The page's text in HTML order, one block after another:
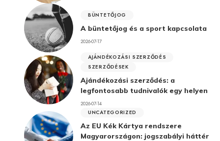
BÜNTETŐJOG
A büntetőjog és a sport kapcsolata
2026-07-17
AJÁNDÉKOZÁSI SZERZŐDÉS
SZERZŐDÉSEK
Ajándékozási szerződés: a
legfontosabb tudnivalók egy helyen
2026-07-14
UNCATEGORIZED
Az EU Kék Kártya rendszere
Magyarországon: jogszabályi háttér